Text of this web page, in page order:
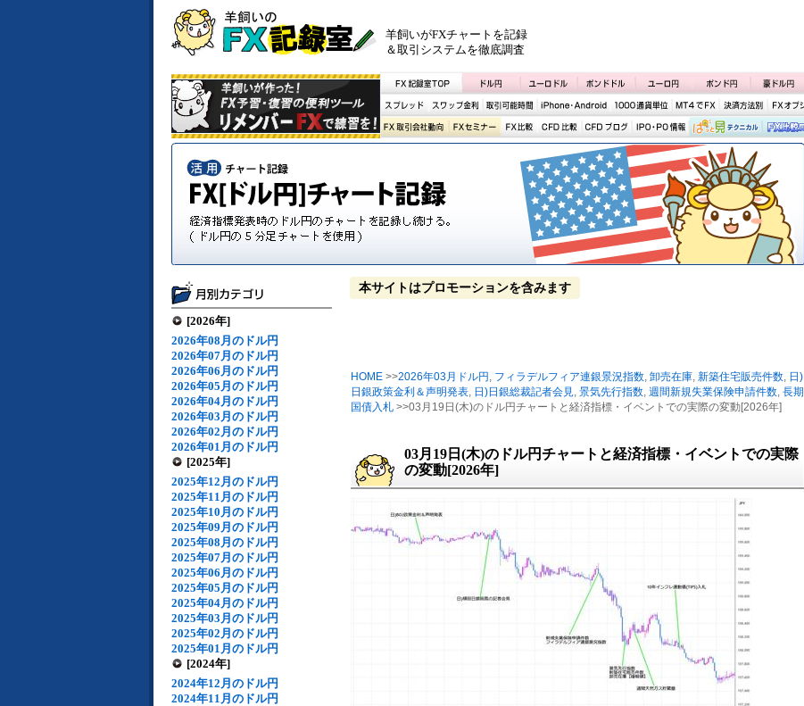
羊飼いがFXチャートを記録
＆取引システムを徹底調査
[2026年]
2026年08月のドル円
2026年07月のドル円
2026年06月のドル円
2026年05月のドル円
2026年04月のドル円
2026年03月のドル円
2026年02月のドル円
2026年01月のドル円
[2025年]
2025年12月のドル円
2025年11月のドル円
2025年10月のドル円
2025年09月のドル円
2025年08月のドル円
2025年07月のドル円
2025年06月のドル円
2025年05月のドル円
2025年04月のドル円
2025年03月のドル円
2025年02月のドル円
2025年01月のドル円
[2024年]
2024年12月のドル円
2024年11月のドル円
本サイトはプロモーションを含みます
HOME >>2026年03月ドル円 , フィラデルフィア連銀景況指数, 卸売在庫, 新築住宅販売件数, 日)
日銀政策金利＆声明発表, 日)日銀総裁記者会見, 景気先行指数, 週間新規失業保険申請件数, 長期
国債入札 >>03月19日(木)のドル円チャートと経済指標・イベントでの実際の変動[2026年]
03月19日(木)のドル円チャートと経済指標・イベントでの実際
の変動[2026年]